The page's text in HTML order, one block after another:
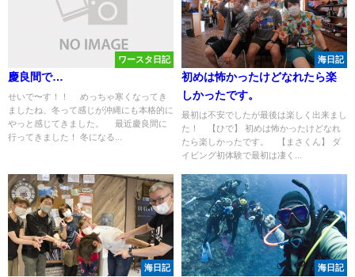
ワースタ日記
慶良間で…
せいで〜す！！ めっちゃ寒くなってき
ましたね、冬って感じが沖縄にも本格的に
やっと感じてきました。 最近慶良間に
行ってきました！ 冬になる...
海日記
初めは怖かったけどなれたら楽
しかったです。
最初は不安でしたが最後は楽しく出来まし
た！ 【ひで】 初めは怖かったけどなれ
たら楽しかったです。 【まさくん】 ダ
イビング初体験で最初は凄く...
海日記 海日記